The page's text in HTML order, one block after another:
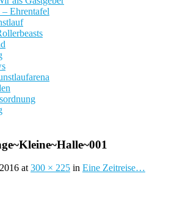
Ehrentafel
at 300 × 225 in Eine Zeitreise…